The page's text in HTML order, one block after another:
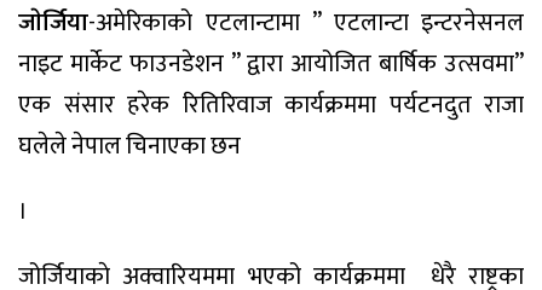
जाेर्जिया-अमेरिकाको एटलान्टामा ” एटलान्टा इन्टरनेसनल
नाइट मार्केट फाउनडेशन ” द्वारा आयोजित बार्षिक उत्सवमा”
एक संसार हरेक रितिरिवाज कार्यक्रममा पर्यटनदुत राजा
घलेले नेपाल चिनाएका छन
।
जोर्जियाकाे अक्वारियममा भएको कार्यक्रममा
धेरै राष्ट्रका